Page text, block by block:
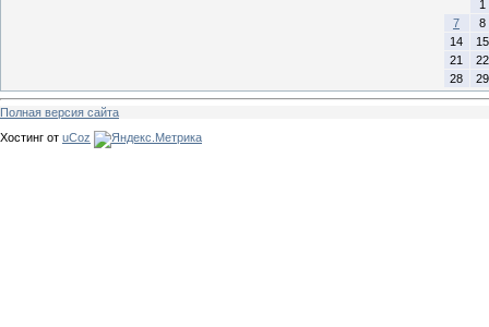
1
7
8
14
15
21
22
28
29
Полная версия сайта
Хостинг от uCoz